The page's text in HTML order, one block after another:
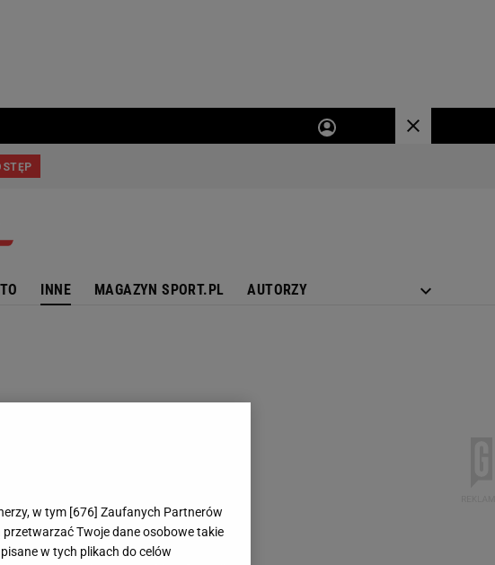
INNE MAGAZYN SPORT.PL AUTORZY
w tym [676] Zaufanych Partnerów
przetwarzać Twoje dane osobowe takie
w tych plikach do celów